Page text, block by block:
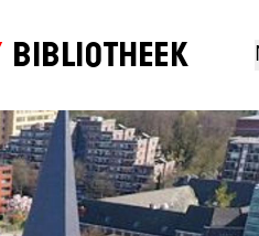
Bibliotheek